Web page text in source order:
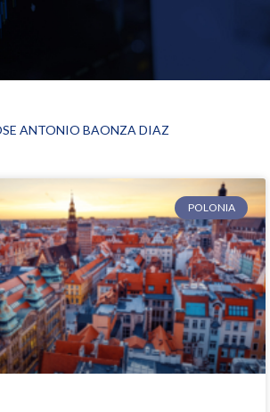
ANTONIO BAONZA DIAZ
POLONIA